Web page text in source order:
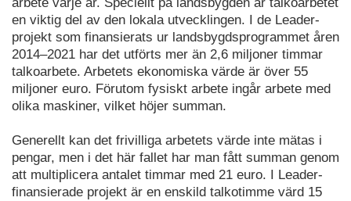
en viktig del av den lokala utvecklingen. I de Leader-
projekt som finansierats ur landsbygdsprogrammet åren
2014–2021 har det utförts mer än 2,6 miljoner timmar
talkoarbete. Arbetets ekonomiska värde är över 55
miljoner euro. Förutom fysiskt arbete ingår arbete med
olika maskiner, vilket höjer summan.
Generellt kan det frivilliga arbetets värde inte mätas i
pengar, men i det här fallet har man fått summan genom
att multiplicera antalet timmar med 21 euro. I Leader-
finansierade projekt är en enskild talkotimme värd 15